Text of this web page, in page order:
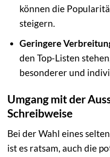
können die
steigern.
Geringere
den Top-Listen
besonderer und
Umgang mit der
Schreibweise
Bei der Wahl eines
ist es ratsam, auch die